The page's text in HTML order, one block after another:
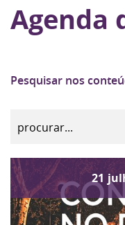
Agenda
Pesquisar nos
21